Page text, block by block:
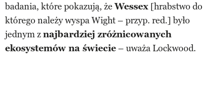
badania, które pokazują, żeWessex [hrabstwo do
którego należy wyspa Wight – przyp. red.] było
jednym znajbardziej zróżnicowanych
ekosystemów na świecie– uważa Lockwood.